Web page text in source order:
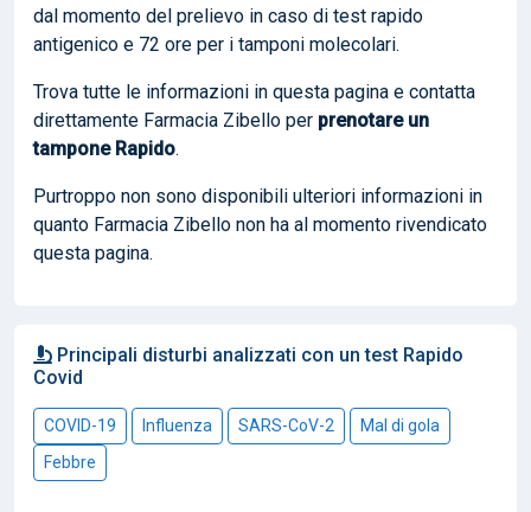
dal momento del prelievo in caso di test rapido
antigenico e 72 ore per i tamponi molecolari.
Trova tutte le informazioni in questa pagina e contatta
direttamente Farmacia Zibello per prenotare un
tampone Rapido.
Purtroppo non sono disponibili ulteriori informazioni in
quanto Farmacia Zibello non ha al momento rivendicato
questa pagina.
Principali disturbi analizzati con un test Rapido
Covid
COVID-19 Influenza SARS-CoV-2
Mal di gola
Febbre